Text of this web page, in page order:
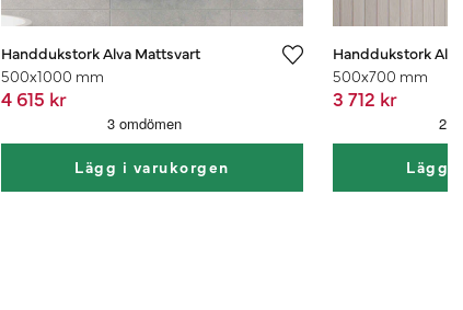
Handdukstork Alva Mattsvart
500x1000 mm
4 615 kr
Lägg i varukorgen
Handdukstork
500x700 mm
3 712 kr
Lägg